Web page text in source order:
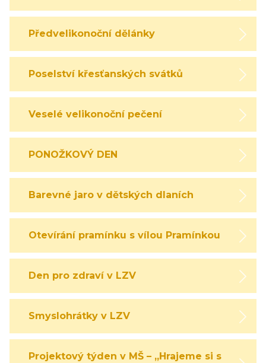
Předvelikonoční dělánky
Poselství křesťanských svátků
Veselé velikonoční pečení
PONOŽKOVÝ DEN
Barevné jaro v dětských dlaních
Otevírání pramínku s vílou Pramínkou
Den pro zdraví v LZV
Smyslohrátky v LZV
Projektový týden v MŠ – „Hrajeme si s